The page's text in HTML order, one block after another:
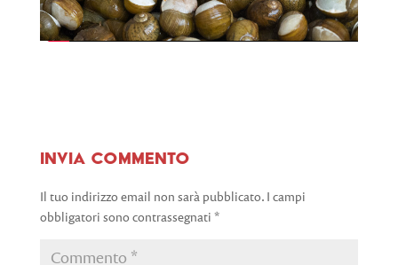
Invia commento
Il tuo indirizzo email non sarà pubblicato. I campi
obbligatori sono contrassegnati *